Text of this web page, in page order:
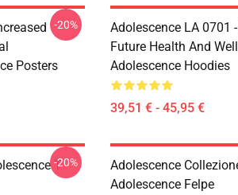
Posters
-20%
Adolescence LA 0701
Future Health And
Adolescence Hoodies
39,51 € - 45,95 €
T-
-20%
Adolescence
Adolescence Felpe